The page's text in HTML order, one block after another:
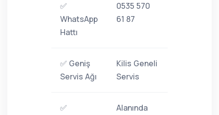
✅
WhatsApp
Hattı
0535 570
61 87
✅ Geniş
Servis Ağı
Kilis Geneli
Servis
✅
Alanında